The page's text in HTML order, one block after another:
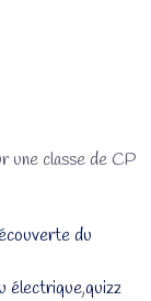
une classe de CP
du
électrique,quizz